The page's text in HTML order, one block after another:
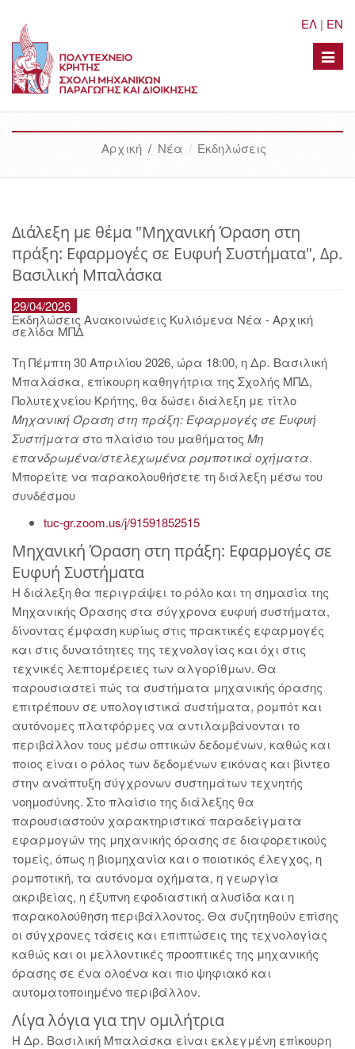
ΕΛ | EN
Toggle
Αρχική/ Νέα Εκδηλώσεις
Διάλεξη με θέμα "Μηχανική Όραση στη
πράξη: Εφαρμογές σε Ευφυή Συστήματα", Δρ.
Βασιλική Μπαλάσκα
29/04/2026
Εκδηλώσεις Ανακοινώσεις Κυλιόμενα Νέα - Αρχική
σελίδα ΜΠΔ
Τη Πέμπτη 30 Απριλίου 2026, ώρα 18:00, η Δρ. Βασιλική
Μπαλάσκα, επίκουρη καθηγήτρια της Σχολής ΜΠΔ,
Πολυτεχνείου Κρήτης, θα δώσει διάλεξη με τίτλο
Μηχανική Όραση στη πράξη: Εφαρμογές σε Ευφυή
Συστήματα στο πλαίσιο του μαθήματος Μη
επανδρωμένα/στελεχωμένα ρομποτικά οχήματα.
Μπορείτε να παρακολουθήσετε τη διάλεξη μέσω του
συνδέσμου
tuc-gr.zoom.us/j/91591852515
Μηχανική Όραση στη πράξη: Εφαρμογές σε
Ευφυή Συστήματα
Η διάλεξη θα περιγράψει το ρόλο και τη σημασία της
Μηχανικής Όρασης στα σύγχρονα ευφυή συστήματα,
δίνοντας έμφαση κυρίως στις πρακτικές εφαρμογές
και στις δυνατότητες της τεχνολογίας και όχι στις
τεχνικές λεπτομέρειες των αλγορίθμων. Θα
παρουσιαστεί πώς τα συστήματα μηχανικής όρασης
επιτρέπουν σε υπολογιστικά συστήματα, ρομπότ και
αυτόνομες πλατφόρμες να αντιλαμβάνονται το
περιβάλλον τους μέσω οπτικών δεδομένων, καθώς και
ποιος είναι ο ρόλος των δεδομένων εικόνας και βίντεο
στην ανάπτυξη σύγχρονων συστημάτων τεχνητής
νοημοσύνης. Στο πλαίσιο της διάλεξης θα
παρουσιαστούν χαρακτηριστικά παραδείγματα
εφαρμογών της μηχανικής όρασης σε διαφορετικούς
τομείς, όπως η βιομηχανία και ο ποιοτικός έλεγχος, η
ρομποτική, τα αυτόνομα οχήματα, η γεωργία
ακριβείας, η έξυπνη εφοδιαστική αλυσίδα και η
παρακολούθηση περιβάλλοντος. Θα συζητηθούν επίσης
οι σύγχρονες τάσεις και επιπτώσεις της τεχνολογίας
καθώς και οι μελλοντικές προοπτικές της μηχανικής
όρασης σε ένα ολοένα και πιο ψηφιακό και
αυτοματοποιημένο περιβάλλον.
Λίγα λόγια για την ομιλήτρια
Η Δρ. Βασιλική Μπαλάσκα είναι εκλεγμένη επίκουρη